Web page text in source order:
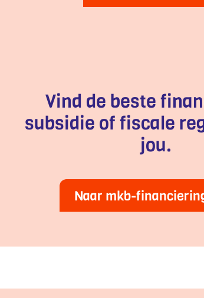
Vind de beste
subsidie of fiscale
jou.
Naar mkb-